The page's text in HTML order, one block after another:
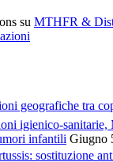
su MTHFR &
geografiche tra
igienico-
infantili Giugno
sostituzione